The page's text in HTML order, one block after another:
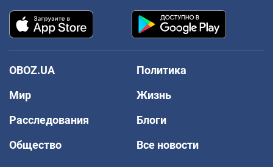
OBOZ.UA
Политика
Мир
Жизнь
Расследования
Блоги
Общество
Все новости